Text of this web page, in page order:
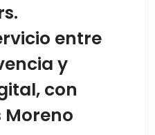
entre
y
con
Moreno